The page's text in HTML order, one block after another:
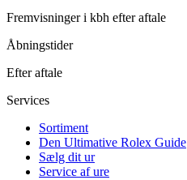
Fremvisninger i kbh efter aftale
Åbningstider
Efter aftale
Services
Sortiment
Den Ultimative Rolex Guide
Sælg dit ur
Service af ure